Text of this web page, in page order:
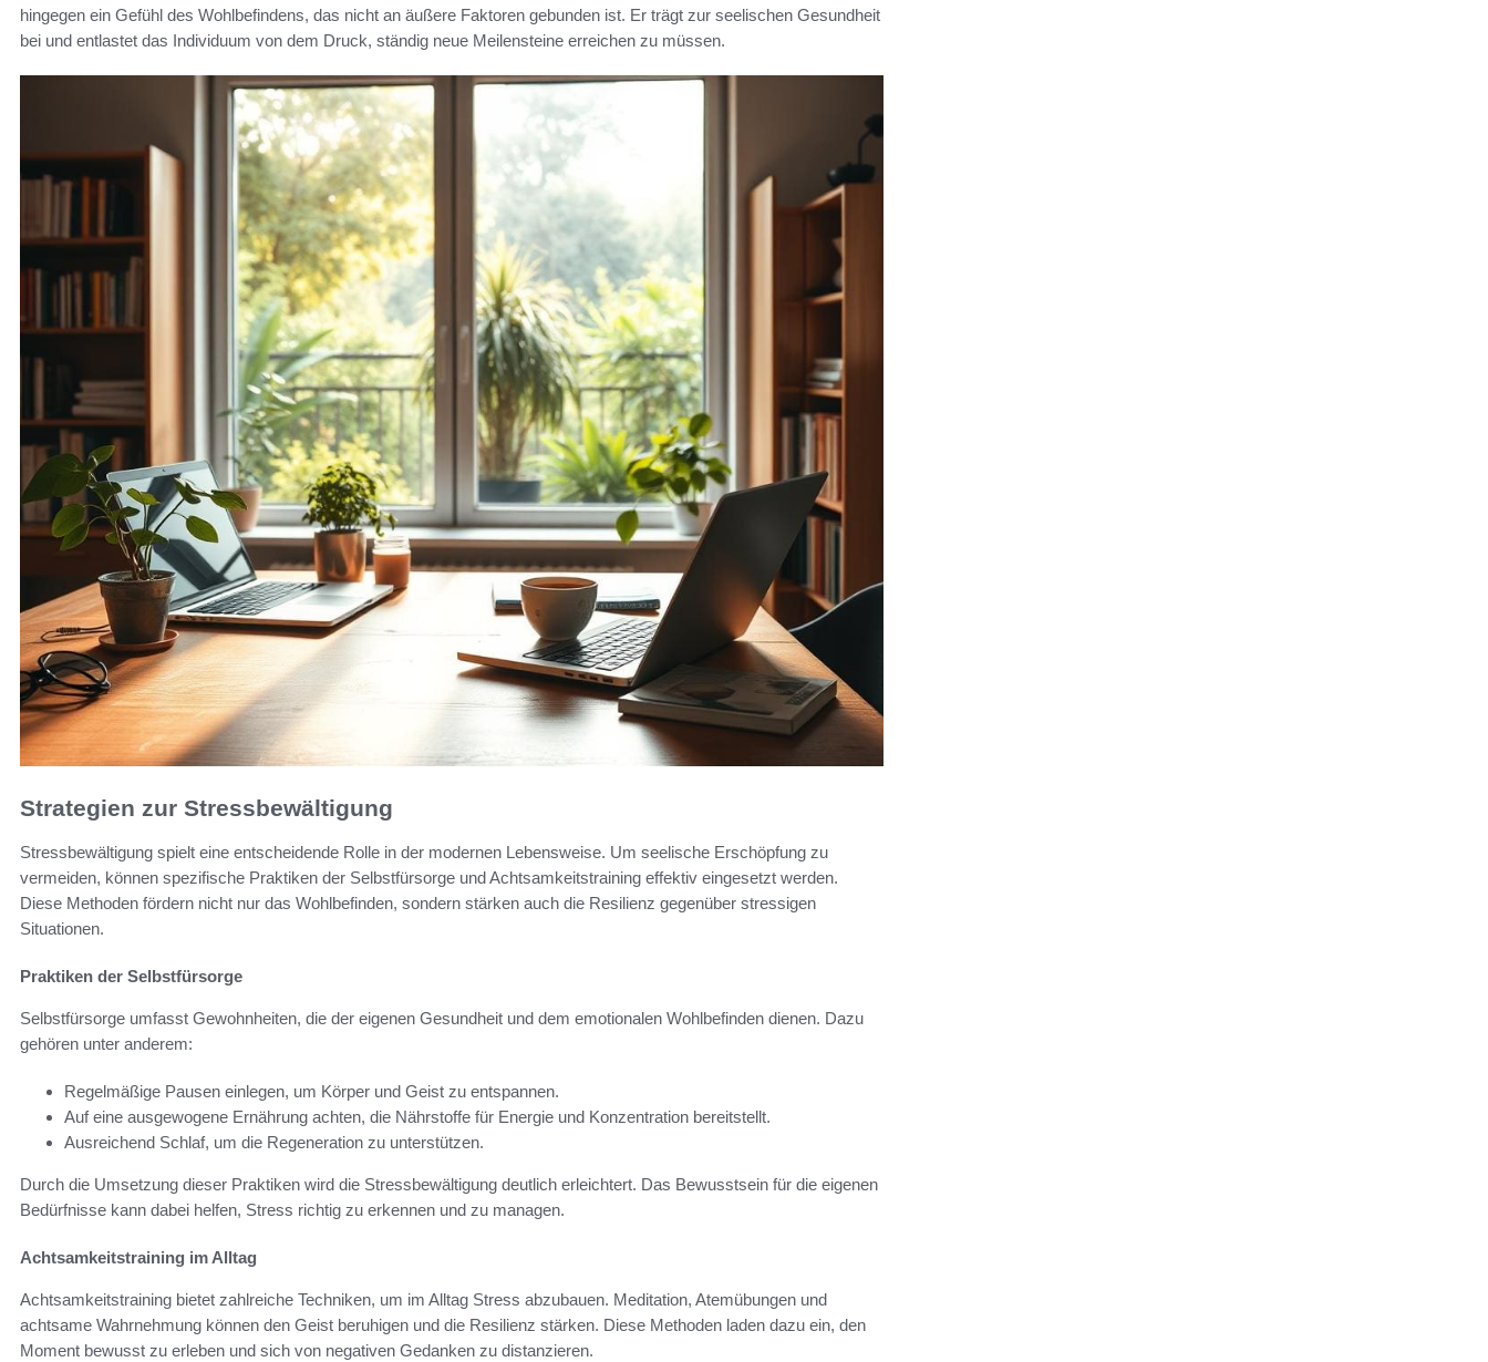
hingegen ein Gefühl des Wohlbefindens, das nicht an äußere Faktoren gebunden ist. Er trägt zur seelischen Gesundheit
bei und entlastet das Individuum von dem Druck, ständig neue Meilensteine erreichen zu müssen.
Strategien zur Stressbewältigung
Stressbewältigung spielt eine entscheidende Rolle in der modernen Lebensweise. Um seelische Erschöpfung zu
vermeiden, können spezifische Praktiken der Selbstfürsorge und Achtsamkeitstraining effektiv eingesetzt werden.
Diese Methoden fördern nicht nur das Wohlbefinden, sondern stärken auch die Resilienz gegenüber stressigen
Situationen.
Praktiken der Selbstfürsorge
Selbstfürsorge umfasst Gewohnheiten, die der eigenen Gesundheit und dem emotionalen Wohlbefinden dienen. Dazu
gehören unter anderem:
Regelmäßige Pausen einlegen, um Körper und Geist zu entspannen.
Auf eine ausgewogene Ernährung achten, die Nährstoffe für Energie und Konzentration bereitstellt.
Ausreichend Schlaf, um die Regeneration zu unterstützen.
Durch die Umsetzung dieser Praktiken wird die Stressbewältigung deutlich erleichtert. Das Bewusstsein für die eigenen
Bedürfnisse kann dabei helfen, Stress richtig zu erkennen und zu managen.
Achtsamkeitstraining im Alltag
Achtsamkeitstraining bietet zahlreiche Techniken, um im Alltag Stress abzubauen. Meditation, Atemübungen und
achtsame Wahrnehmung können den Geist beruhigen und die Resilienz stärken. Diese Methoden laden dazu ein, den
Moment bewusst zu erleben und sich von negativen Gedanken zu distanzieren.